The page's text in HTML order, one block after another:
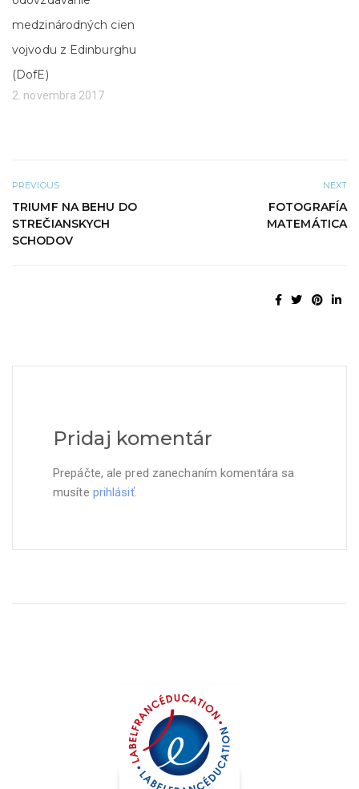
n
e
)
medzinárodných cien
vojvodu z Edinburghu
(DofE)
2. novembra 2017
PREVIOUS
TRIUMF NA BEHU DO
STREČIANSKYCH
SCHODOV
NEXT
FOTOGRAFÍA
MATEMÁTICA
Pridaj komentár
Prepáčte, ale pred zanechaním komentára sa
musíte prihlásiť.